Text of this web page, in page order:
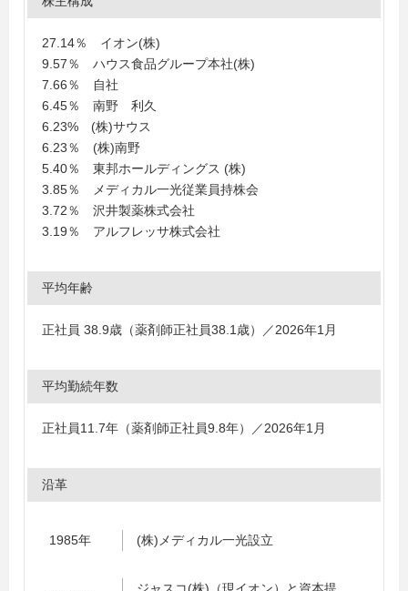
27.14％ イオン(株)
9.57％ ハウス食品グループ本社(株)
7.66％ 自社
6.45％ 南野 利久
6.23% (株)サウス
6.23％ (株)南野
5.40％ 東邦ホールディングス (株)
3.85％ メディカル一光従業員持株会
3.72％ 沢井製薬株式会社
3.19％ アルフレッサ株式会社
平均年齢
正社員 38.9歳（薬剤師正社員38.1歳）／2026年1月
平均勤続年数
正社員11.7年（薬剤師正社員9.8年）／2026年1月
沿革
1985年 (株)メディカル一光設立